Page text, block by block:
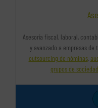
Asesoría fiscal, laboral,
y avanzado a empresas
outsourcing de nóminas,
grupos de